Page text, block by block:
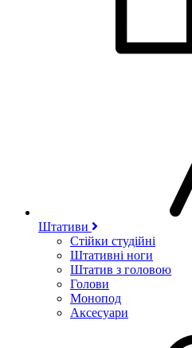
Штативи
Стійки студійні
Штативні ноги
Штатив з головою
Голови
Монопод
Аксесуари